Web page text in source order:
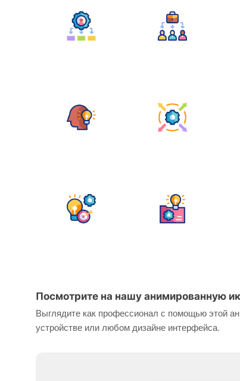
Посмотрите на нашу анимированную
Выглядите как профессионал с помощью этой
устройстве или любом дизайне интерфейса.